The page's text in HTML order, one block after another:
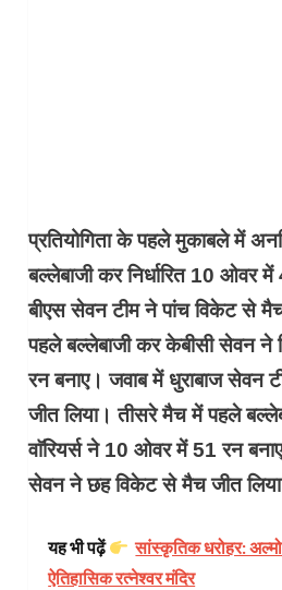
प्रतियोगिता के पहले मुकाबले में
बल्लेबाजी कर निर्धारित 10 ओवर
बीएस सेवन टीम ने पांच विकेट से
पहले बल्लेबाजी कर केबीसी सेवन ने
रन बनाए। जवाब में धुराबाज सेवन
जीत लिया। तीसरे मैच में पहले
वाॅरियर्स ने 10 ओवर में 51 रन
सेवन ने छह विकेट से मैच जीत
यह भी पढ़ें
सांस्कृतिक धरोहर:
ऐतिहासिक रत्नेश्वर मंदिर